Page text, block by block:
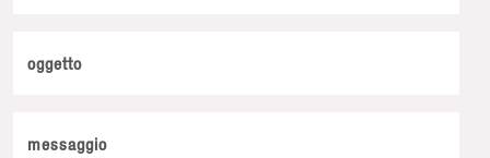
oggetto
messaggio